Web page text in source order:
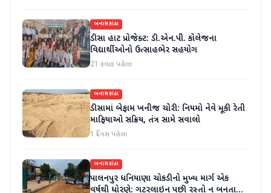
બનાસકાંઠા
ડીસા હાટ પ્રોજેક્ટ: ડી.એન.પી. કોલેજના
વિદ્યાર્થીઓનો ઉત્સાહભેર સહયોગ
21 કલાક પહેલા
બનાસકાંઠા
ડીસામાં બેફામ ખનીજ ચોરી: નિયમો નેવે મૂકી રેતી
માફિયાઓ સક્રિય, તંત્ર સામે સવાલો
1 દિવસ પહેલા
બનાસકાંઠા
પાલનપુર ધનિયાણા ચોકડીનો મુખ્ય માર્ગ એક
વર્ષથી ધોરણે: ગટરલાઇન પછી રસ્તો ન બનતા